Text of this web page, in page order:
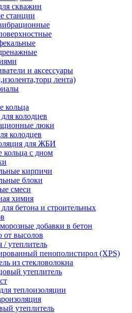
скважин
станции
и аксессуары
лента)
кольца
колодцев
люки
колодцев
для ЖБИ
кольца с дном
кирпичи
блоки
смеси
химия
бетона и строительных
добавки в бетон
от высолов
/ утеплитель
пенополистирол (XPS)
из стекловолокна
утеплитель
теплоизоляции
утеплитель